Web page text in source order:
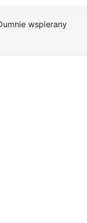
wspierany